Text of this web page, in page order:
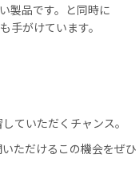
製品です。と同時に
がけています。
ていただくチャンス。
ただけるこの機会をぜひ